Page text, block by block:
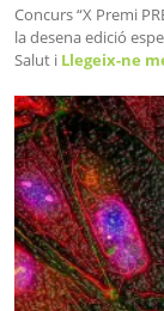
Concurs “X Premi
la desena edició
Salut i Llegeix-ne